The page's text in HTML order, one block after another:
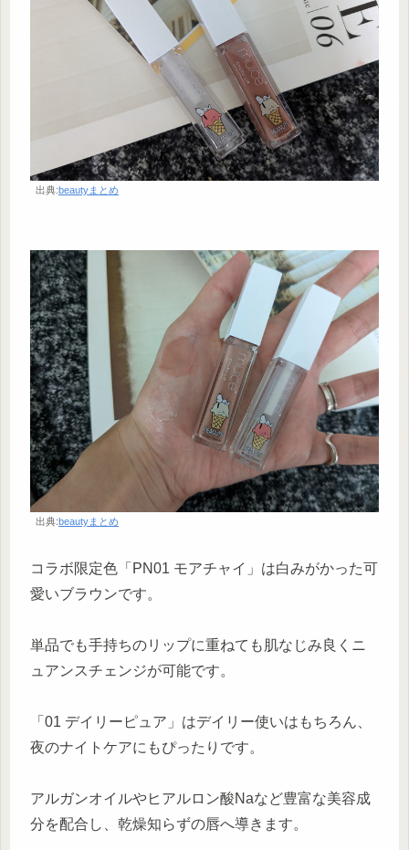
出典:beautyまとめ
出典:beautyまとめ
コラボ限定色「PN01 モアチャイ」は白みがかった可
愛いブラウンです。
単品でも手持ちのリップに重ねても肌なじみ良くニ
ュアンスチェンジが可能です。
「01 デイリーピュア」はデイリー使いはもちろん、
夜のナイトケアにもぴったりです。
アルガンオイルやヒアルロン酸Naなど豊富な美容成
分を配合し、乾燥知らずの唇へ導きます。